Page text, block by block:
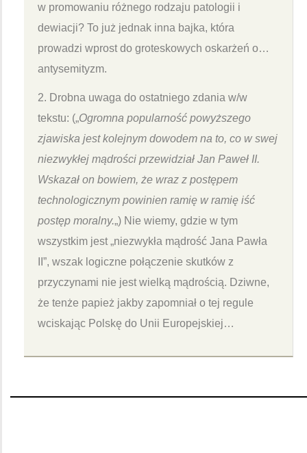
w promowaniu różnego rodzaju patologii i
dewiacji? To już jednak inna bajka, która
prowadzi wprost do groteskowych oskarżeń o…
antysemityzm.
2. Drobna uwaga do ostatniego zdania w/w
tekstu: („Ogromna popularność powyższego
zjawiska jest kolejnym dowodem na to, co w swej
niezwykłej mądrości przewidział Jan Paweł II.
Wskazał on bowiem, że wraz z postępem
technologicznym powinien ramię w ramię iść
postęp moralny.„) Nie wiemy, gdzie w tym
wszystkim jest „niezwykła mądrość Jana Pawła
II”, wszak logiczne połączenie skutków z
przyczynami nie jest wielką mądrością. Dziwne,
że tenże papież jakby zapomniał o tej regule
wciskając Polskę do Unii Europejskiej…